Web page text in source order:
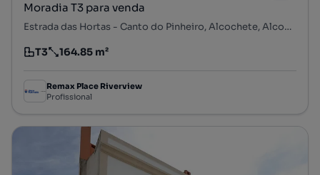
Moradia T3 para venda
Estrada das Hortas - Canto do Pinheiro, Alcochete, Alcochete, Setúbal
Tipologia
T3
Preço por metro quadrado
164.85 m²
Remax Place Riverview
Profissional